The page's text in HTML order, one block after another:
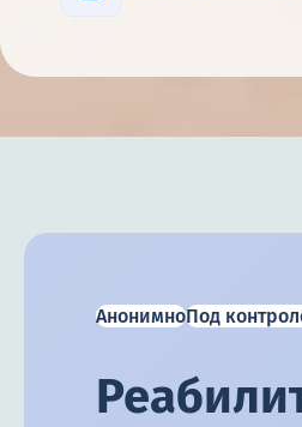
АнонимноПод